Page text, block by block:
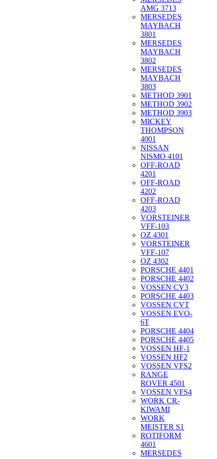
AMG 3713
MERSEDES
MAYBACH
3801
MERSEDES
MAYBACH
3802
MERSEDES
MAYBACH
3803
METHOD 3901
METHOD 3902
METHOD 3903
MICKEY
THOMPSON
4001
NISSAN
NISMO 4101
OFF-ROAD
4201
OFF-ROAD
4202
OFF-ROAD
4203
VORSTEINER
VFF-103
OZ 4301
VORSTEINER
VFF-107
OZ 4302
PORSCHE 4401
PORSCHE 4402
VOSSEN CV3
PORSCHE 4403
VOSSEN CVT
VOSSEN EVO-
6T
PORSCHE 4404
PORSCHE 4405
VOSSEN HF-1
VOSSEN HF2
VOSSEN VFS2
RANGE
ROVER 4501
VOSSEN VFS4
WORK CR-
KIWAMI
WORK
MEISTER S1
ROTIFORM
4601
MERSEDES